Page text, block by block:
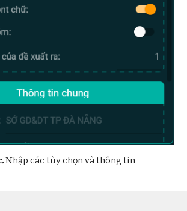
.Nhập các tùy chọn và thông tin